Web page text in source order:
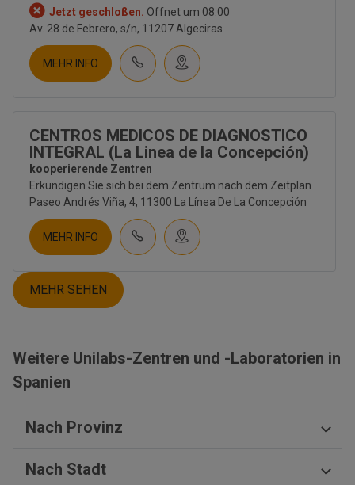
Jetzt geschloßen. Öffnet um 08:00
Av. 28 de Febrero, s/n, 11207 Algeciras
MEHR INFO
CENTROS MEDICOS DE DIAGNOSTICO
INTEGRAL (La Linea de la Concepción)
kooperierende Zentren
Erkundigen Sie sich bei dem Zentrum nach dem Zeitplan
Paseo Andrés Viña, 4, 11300 La Línea De La Concepción
MEHR INFO
MEHR SEHEN
Weitere Unilabs-Zentren und -Laboratorien in
Spanien
Nach Provinz
Provinz Alicante
Nach Stadt